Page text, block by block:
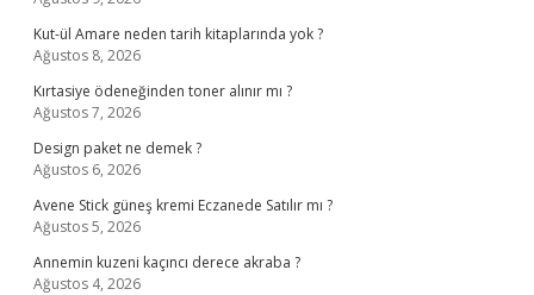
Kut-ül Amare neden tarih kitaplarında yok ?
Ağustos 8, 2026
Kırtasiye ödeneğinden toner alınır mı ?
Ağustos 7, 2026
Design paket ne demek ?
Ağustos 6, 2026
Avene Stick güneş kremi Eczanede Satılır mı ?
Ağustos 5, 2026
Annemin kuzeni kaçıncı derece akraba ?
Ağustos 4, 2026